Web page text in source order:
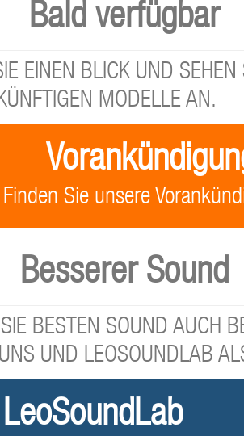
Bald verfügbar
EINEN BLICK UND SEHEN
MODELLE AN.
Finden Sie unsere
Besserer Sound
BESTEN SOUND AUCH
UND LEOSOUNDLAB
LeoSoundLab